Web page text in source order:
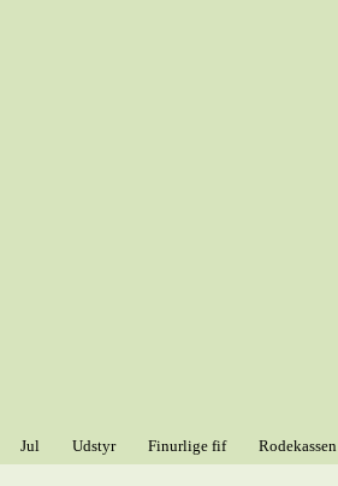
Jul Udstyr Finurlige fif Rodekassen